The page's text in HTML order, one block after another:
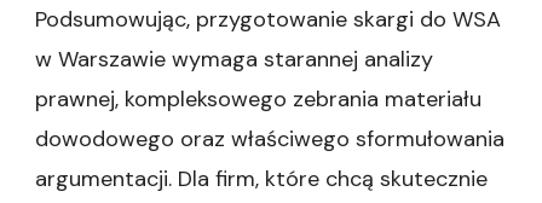
Podsumowując, przygotowanie skargi do WSA
w Warszawie wymaga starannej analizy
prawnej, kompleksowego zebrania materiału
dowodowego oraz właściwego sformułowania
argumentacji. Dla firm, które chcą skutecznie